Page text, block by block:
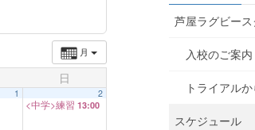
月
日
1 2
<中学>練習 13:00
芦屋ラグビー
入校のご案内
トライアル
スケジュール